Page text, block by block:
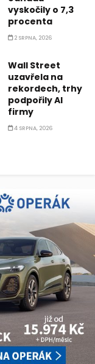
vyskočily o 7,3
procenta
2 SRPNA, 2026
Wall Street
uzavřela na
rekordech, trhy
podpořily AI
firmy
4 SRPNA, 2026